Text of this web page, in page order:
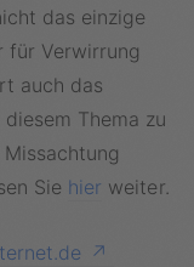
das einzige
für Verwirrung
auch das
Thema zu
Sie hier weiter.